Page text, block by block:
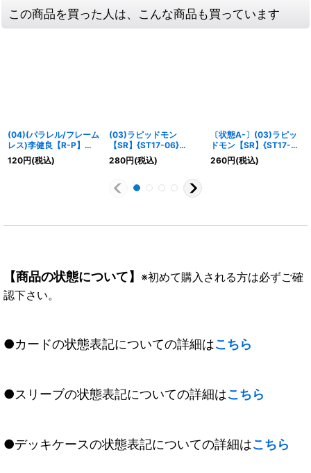
この商品を買った人は、こんな商品も買っています
(04)(パラレル/フレーム
レス)李健良【R-P】
{BT19-085}《緑》
120円(税込)
(03)ラピッドモン
【SR】{ST17-06}
《多》
280円(税込)
〔状態A-〕(03)ラピッ
ドモン【SR】{ST17-
06}《多》
260円(税込)
【商品の状態について】 ※初めて購入される方は必ずご確
認下さい。
●カードの状態表記についての詳細はこちら
●スリーブの状態表記についての詳細はこちら
●デッキケースの状態表記についての詳細はこちら